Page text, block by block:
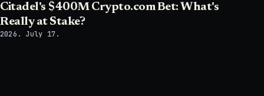
Citadel's $400M Crypto.com Bet: What's
Really at Stake?
2026. July 17.